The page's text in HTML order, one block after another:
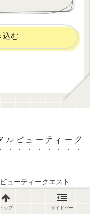
込む
ビューティーク
ューティークエスト.
トップ サイドバー